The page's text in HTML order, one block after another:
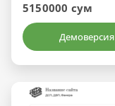
5150000 сум
Демоверсия